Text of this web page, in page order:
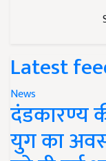
Latest
News
दंडकारण्य
युग का